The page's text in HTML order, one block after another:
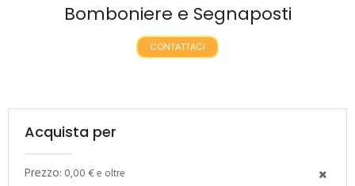
Bomboniere e Segnaposti
CONTATTACI
Acquista per
Prezzo: 0,00 € e oltre